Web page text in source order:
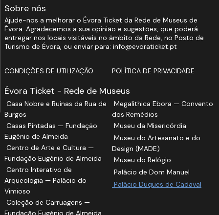
Sobre nós
Ajude-nos a melhorar o Évora Ticket da Rede de Museus de
Évora. Agradecemos a sua opinião e sugestões, que poderá
entregar nos locais visitáveis no âmbito da Rede, no Posto de
Turismo de Évora, ou enviar para: info@evoraticket.pt
CONDIÇÕES DE UTILIZAÇÃO POLÍTICA DE PRIVACIDADE
Évora Ticket - Rede de Museus
Casa Nobre e Ruínas da Rua de
Burgos
Casas Pintadas — Fundação
Eugénio de Almeida
Centro de Arte e Cultura —
Fundação Eugénio de Almeida
Centro Interativo de
Arqueologia — Palácio do
Vimioso
Coleção de Carruagens —
Fundação Eugénio de Almeida
Megalithica Ebora — Convento
dos Remédios
Museu da Misericórdia
Museu do Artesanato e do
Design (MADE)
Museu do Relógio
Palácio de Dom Manuel
Palácio Duques de Cadaval